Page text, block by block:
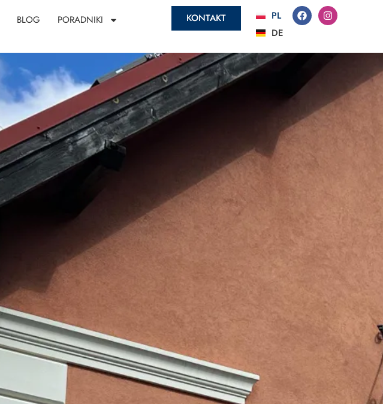
BLOG PORADNIKI KONTAKT
PL
DE